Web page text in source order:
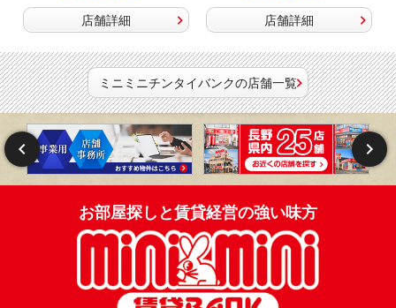
店舗詳細
店舗詳細
ミニミニチンタイバンクの店舗一覧
お部屋探しと賃貸経営の強い味方